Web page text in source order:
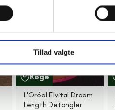
Tillad valgte
Køge
L'Oréal Elvital Dream
Length Detangler